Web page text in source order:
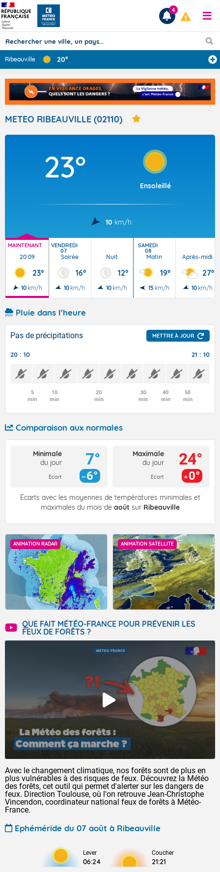
Prévisions
TOUS LES RÉSULTATS
Articles
4
Ribeauville 20°
METEO RIBEAUVILLE (02110)
23°
Ensoleillé
10 km/h
MAINTENANT
20:09
23°
10 km/h
VENDREDI
07
Soirée
16°
10 km/h
Nuit
12°
10 km/h
SAMEDI
08
Matin
19°
15 km/h
Après-midi
27°
10 km/h
Pluie dans l'heure
Pas de précipitations METTRE À JOUR
20 : 10 21 : 10
5
min
10
min
20
min
30
min
40
min
50
min
Comparaison aux normales
Minimale
du jour
Ecart
7°
6°
Maximale
du jour
Ecart
24°
0°
Écarts avec les moyennes de températures minimales et
maximales du mois de août sur Ribeauville
ANIMATION RADAR ANIMATION SATELLITE
QUE FAIT MÉTÉO-FRANCE POUR PRÉVENIR LES
FEUX DE FORÊTS ?
Avec le changement climatique, nos forêts sont de plus en
plus vulnérables à des risques de feux. Découvrez la Météo
des forêts, cet outil qui permet d'alerter sur les dangers de
feux. Direction Toulouse, où l'on retrouve Jean-Christophe
Vincendon, coordinateur national feux de forêts à Météo-
France.
Ephéméride du 07 août à Ribeauville
Lever
06:24
Coucher
21:21